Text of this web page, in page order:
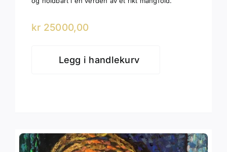
kr 25000,00
Legg i handlekurv